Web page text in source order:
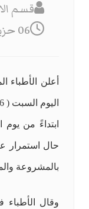
قسم
06 حزيران/يونيو 2026
أعلن الأطباء
حال استمرار
بالمشروعة
وقال الأطباء